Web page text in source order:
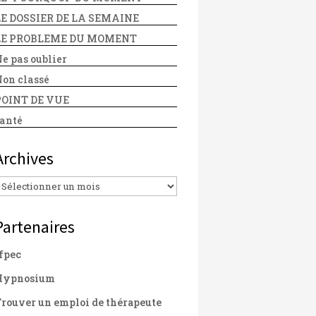
DOSSIER DE LA SEMAINE
PROBLEME DU MOMENT
pas oublier
classé
DE VUE
un emploi de thérapeute